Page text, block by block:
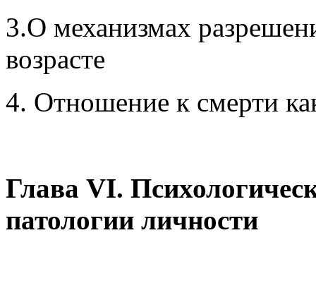
3.О механизмах
возрасте
4. Отношение к смерти
Глава VI.
патологии личности